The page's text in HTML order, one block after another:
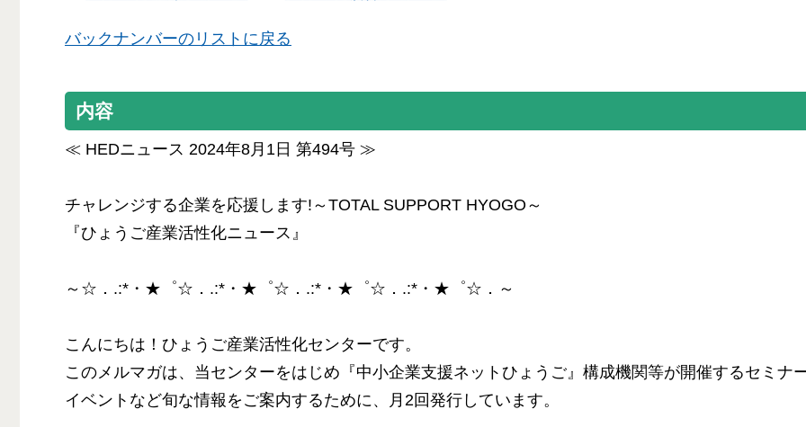
バックナンバーのリストに戻る
内容
≪ HEDニュース 2024年8月1日 第494号 ≫
チャレンジする企業を応援します!～TOTAL SUPPORT HYOGO～
『ひょうご産業活性化ニュース』
～☆．.:*・★゜☆．.:*・★゜☆．.:*・★゜☆．.:*・★゜☆．～
こんにちは！ひょうご産業活性化センターです。
このメルマガは、当センターをはじめ『中小企業支援ネットひょうご』構成機関等が開催するセミナ
イベントなど旬な情報をご案内するために、月2回発行しています。